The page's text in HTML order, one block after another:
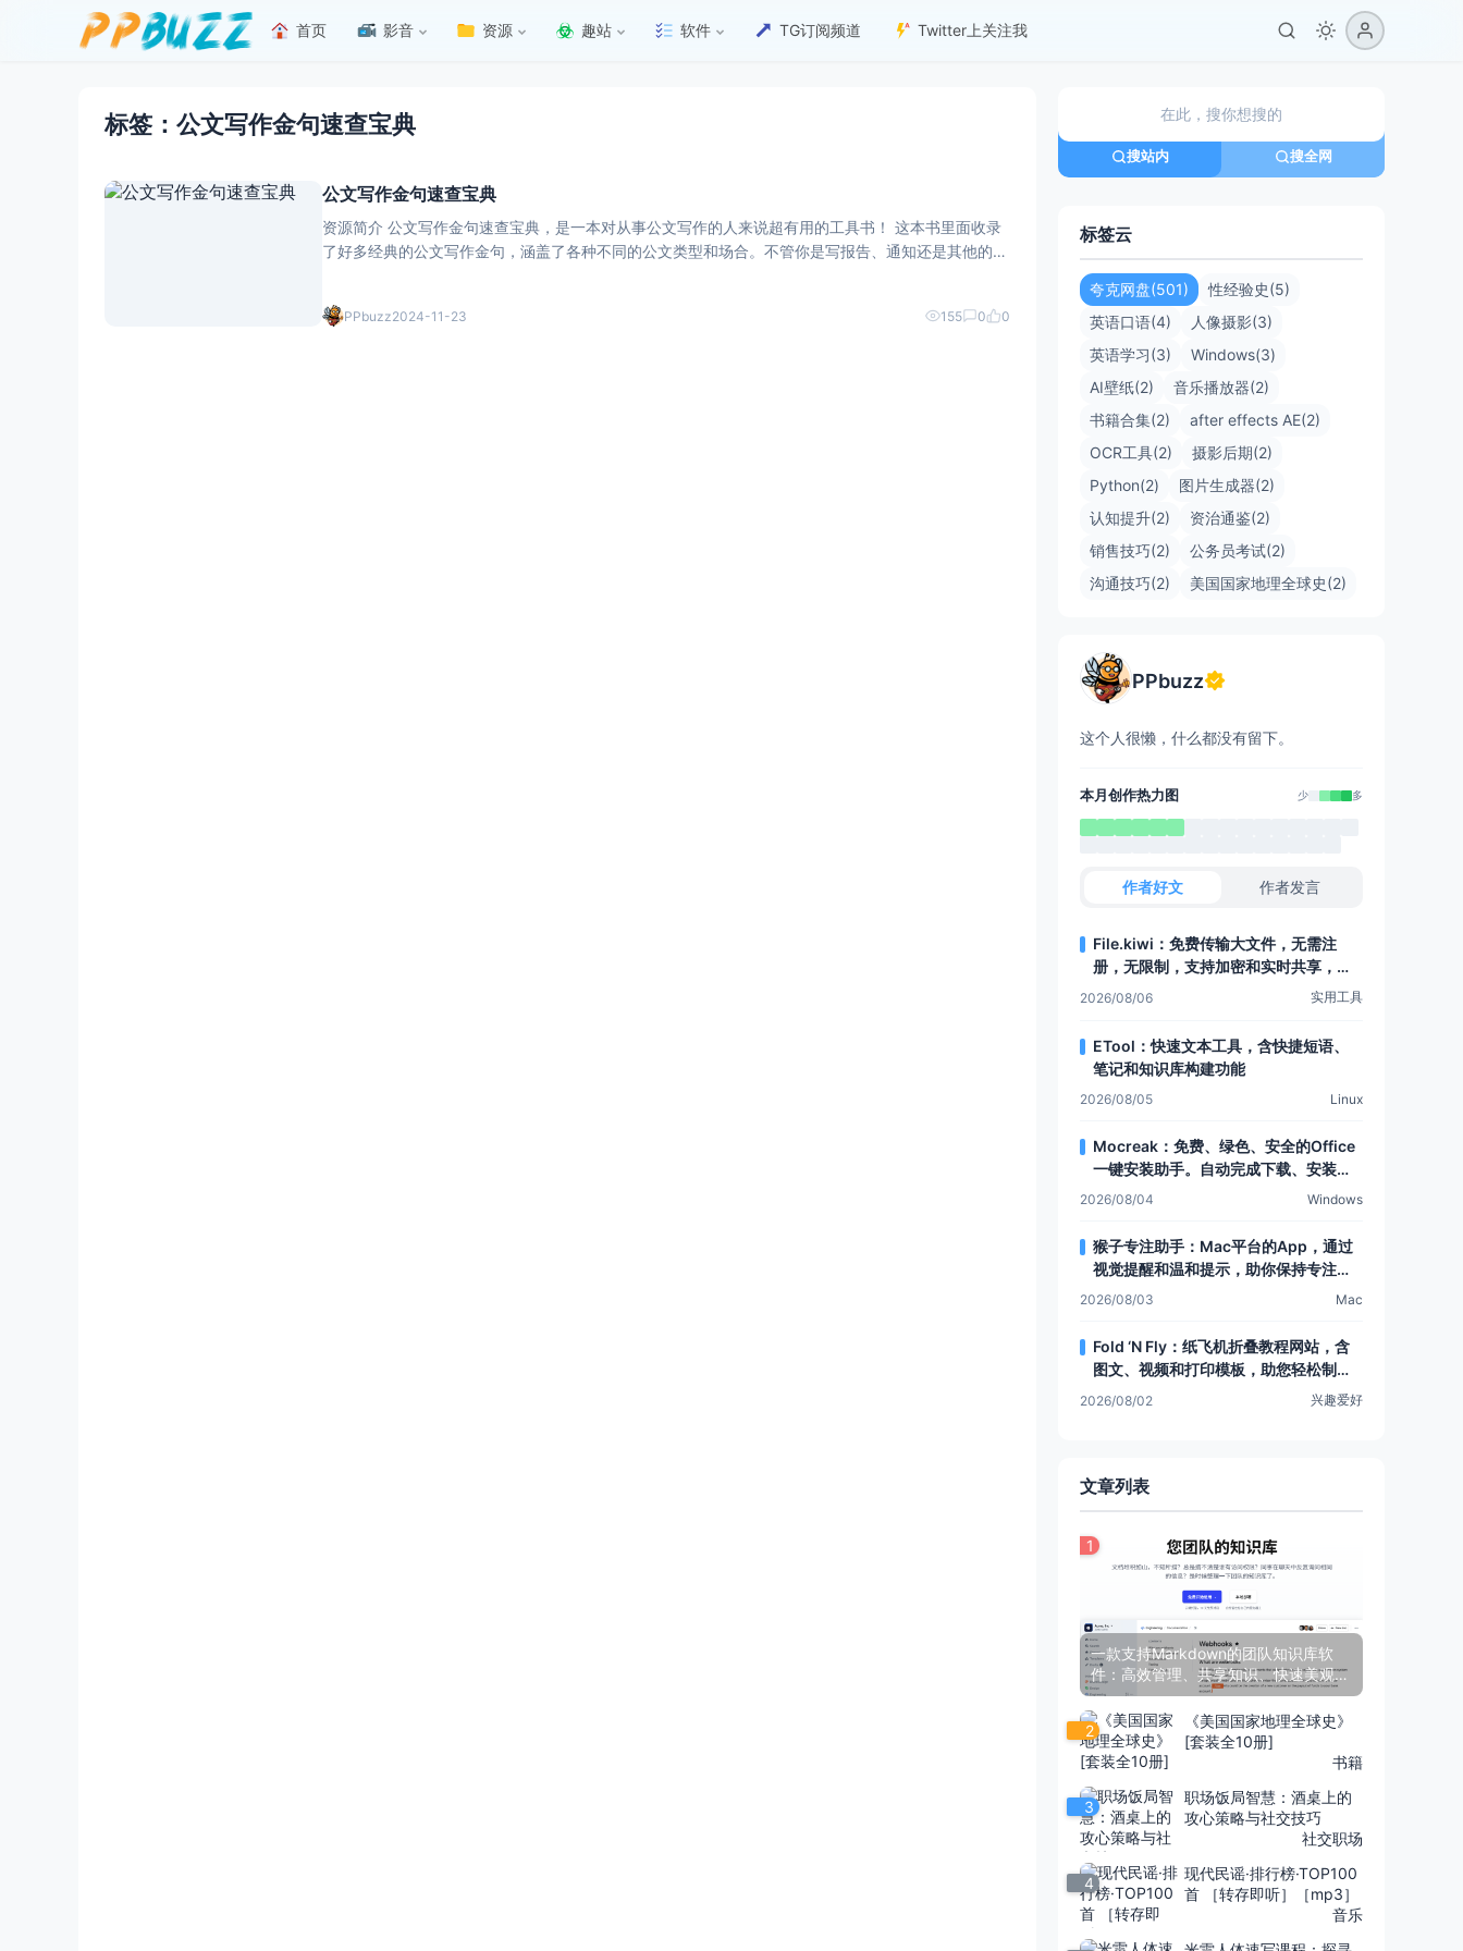
首页 影音 资源 趣站 软件 TG订阅频道 Twitter上关注我
标签：公文写作金句速查宝典
公文写作金句速查宝典
资源简介 公文写作金句速查宝典，是一本对从事公文写作的人来说超有用的工具书！ 这本书里面收录
了好多经典的公文写作金句，涵盖了各种不同的公文类型和场合。不管你是写报告、通知还是其他的公
PPbuzz2024-11-23 155 0 0
搜站内 搜全网
标签云
夸克网盘(501)
性经验史(5)
英语口语(4)
人像摄影(3)
英语学习(3)
Windows(3)
AI壁纸(2)
音乐播放器(2)
书籍合集(2)
after effects AE(2)
OCR工具(2)
摄影后期(2)
Python(2)
图片生成器(2)
认知提升(2)
资治通鉴(2)
销售技巧(2)
公务员考试(2)
沟通技巧(2)
美国国家地理全球史(2)
PPbuzz
这个人很懒，什么都没有留下。
本月创作热力图 少 多
作者好文 作者发言
File.kiwi：免费传输大文件，无需注
册，无限制，支持加密和实时共享，还
有Web文件夹功能
2026/08/06 实用工具
ETool：快速文本工具，含快捷短语、
笔记和知识库构建功能
2026/08/05 Linux
Mocreak：免费、绿色、安全的Office
一键安装助手。自动完成下载、安装和
部署，让Office安装更简单，支持多种
2026/08/04 Windows
猴子专注助手：Mac平台的App，通过
视觉提醒和温和提示，助你保持专注，
提升注意力
2026/08/03 Mac
Fold ‘N Fly：纸飞机折叠教程网站，含
图文、视频和打印模板，助您轻松制作
各类纸飞机
2026/08/02 兴趣爱好
文章列表
1
一款支持Markdown的团队知识库软
件：高效管理、共享知识、快速美观、
实时协作
2
《美国国家地理全球史》
[套装全10册]
书籍
3
职场饭局智慧：酒桌上的
攻心策略与社交技巧
社交职场
4
现代民谣·排行榜·TOP100
首 ［转存即听］［mp3］
音乐